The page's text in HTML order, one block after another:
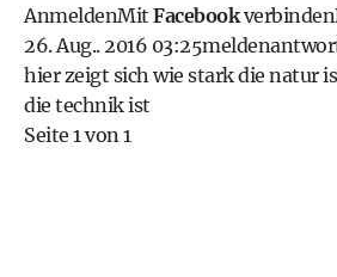
AnmeldenMit Facebookverbinden
26. Aug.. 2016 03:25melden
hier zeigt sich wie stark die natur
die technik ist
Seite 1 von 1